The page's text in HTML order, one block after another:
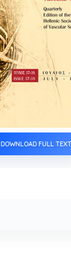
DOWNLOAD FULL TEXT